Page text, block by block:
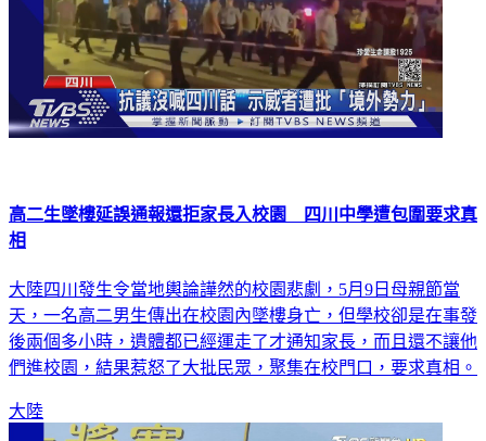
高二生墜樓延誤通報還拒家長入校園 四川中學遭包圍要求真
相
大陸四川發生令當地輿論譁然的校園悲劇，5月9日母親節當
天，一名高二男生傳出在校園內墜樓身亡，但學校卻是在事發
後兩個多小時，遺體都已經運走了才通知家長，而且還不讓他
們進校園，結果惹怒了大批民眾，聚集在校門口，要求真相。
大陸